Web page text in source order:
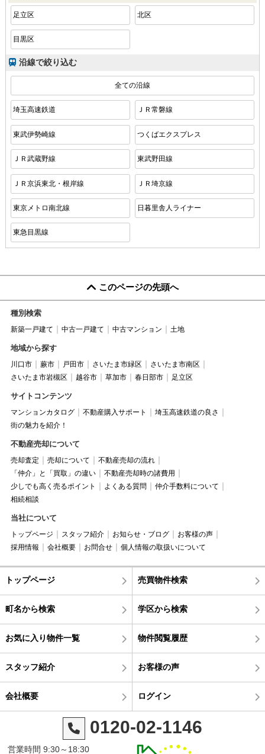
足立区 北区
目黒区
沿線で絞り込む
全ての沿線
埼玉高速鉄道 ＪＲ常磐線
東武伊勢崎線 つくばエクスプレス
ＪＲ武蔵野線 東武野田線
ＪＲ京浜東北・根岸線 ＪＲ埼京線
東京メトロ南北線 日暮里舎人ライナー
東急目黒線
このページの先頭へ
種別検索
新築一戸建て 中古一戸建て 中古マンション 土地
地域から探す
川口市 蕨市 戸田市 さいたま市緑区
さいたま市南区
さいたま市岩槻区
越谷市 草加市 春日部市 足立区
サイトコンテンツ
マンションカタログ 不動産購入サポート
埼玉高速鉄道の良さ
街の魅力を紹介！
不動産売却について
売却査定 売却について
不動産売却の流れ
「仲介」と「買取」の違い
不動産売却時の諸費用
少しでも高く売るポイント
よくある質問
仲介手数料について
相続相談
当社について
トップページ スタッフ紹介 お知らせ・ブログ
お客様の声
採用情報
会社概要 お問合せ 個人情報の取扱いについて
トップページ 売買物件検索
町名から検索 学区から検索
お気に入り物件一覧 物件閲覧履歴
スタッフ紹介 お客様の声
会社概要 ログイン
0120-02-1146
営業時間 9:30～18:30